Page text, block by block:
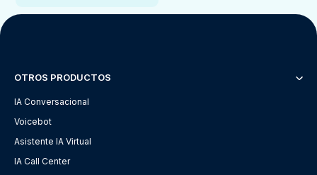
OTROS PRODUCTOS
IA Conversacional
Voicebot
Asistente IA Virtual
IA Call Center